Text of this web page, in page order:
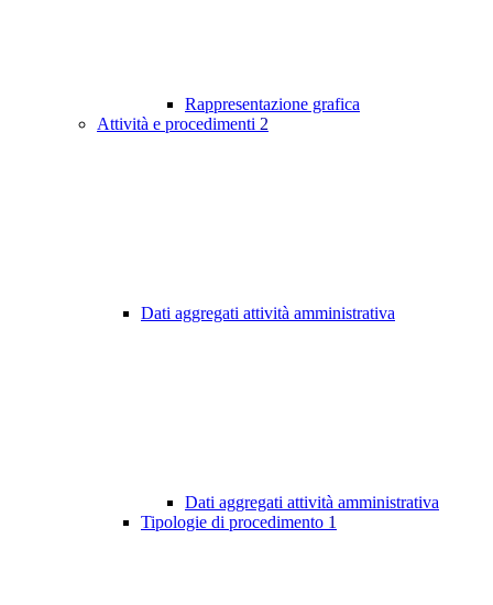
Rappresentazione grafica
Attività e procedimenti 2
Dati aggregati attività amministrativa
Dati aggregati attività amministrativa
Tipologie di procedimento 1